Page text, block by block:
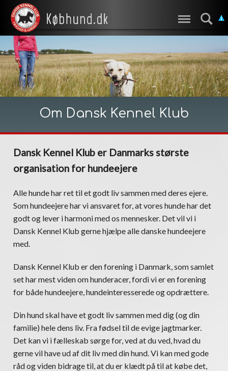
Om Dansk Kennel Klub
Dansk Kennel Klub er Danmarks største
organisation for hundeejere
Alle hunde har ret til et godt liv sammen med deres ejere.
Som hundeejere har vi ansvaret for, at vores hunde har det
godt og lever i harmoni med os mennesker. Det vil vi i
Dansk Kennel Klub gerne hjælpe alle danske hundeejere
med.
Dansk Kennel Klub er den forening i Danmark, som samlet
set har mest viden om hunderacer, fordi vi er en forening
for både hundeejere, hundeinteresserede og opdrættere.
Din hund skal have et godt liv sammen med dig (og din
familie) hele dens liv. Fra fødsel til de evige jagtmarker.
Det kan vi i fælleskab sørge for, ved at du ved, hvad du
gerne vil have ud af dit liv med din hund. Vi kan med gode
råd og viden bidrage til, at du er klædt på til at købe det,